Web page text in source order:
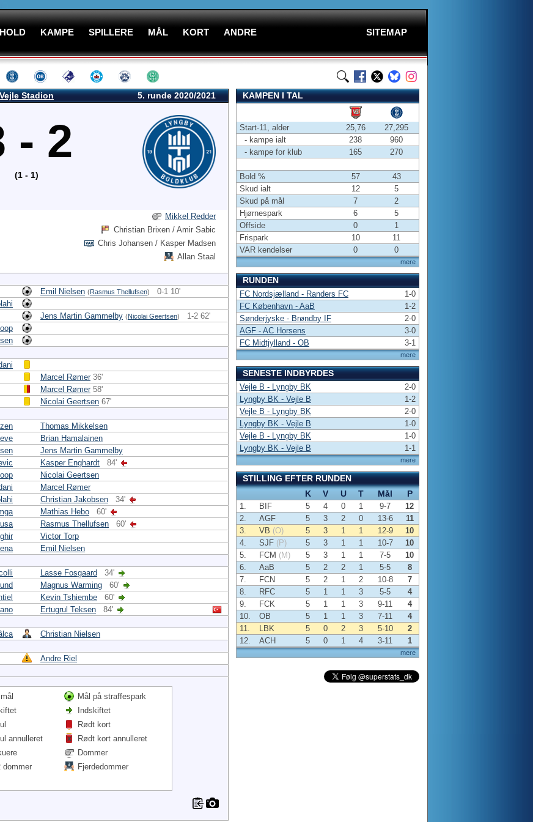
HOLD KAMPE SPILLERE MÅL KORT ANDRE SITEMAP
Vejle Stadion 5. runde 2020/2021
- 2
(1 - 1)
Mikkel Redder
Christian Brixen / Amir Sabic
Chris Johansen / Kasper Madsen
Allan Staal
Emil Nielsen (Rasmus Thellufsen)
0-1 10'
Jens Martin Gammelby (Nicolai Geertsen)
1-2 62'
Marcel Rømer 36'
Marcel Rømer 58'
Nicolai Geertsen 67'
Thomas Mikkelsen
Brian Hamalainen
Jens Martin Gammelby
Kasper Enghardt
84'
Nicolai Geertsen
Marcel Rømer
Christian Jakobsen
34'
Mathias Hebo
60'
Rasmus Thellufsen
60'
Victor Torp
Emil Nielsen
Lasse Fosgaard
34'
Magnus Warming
60'
Kevin Tshiembe
60'
Ertugrul Teksen 84'
Christian Nielsen
Andre Riel
Mål på straffespark
Indskiftet
Rødt kort
annulleret
Rødt kort annulleret
Dommer
dommer
Fjerdedommer
KAMPEN I TAL
mere
Start-11, alder 25,76
27,295
- kampe ialt
238
960
- kampe for klub
165 270
Bold % 57
43
Skud ialt
12
5
Skud på mål
7
2
Hjørnespark
6
5
Offside
0
1
Frispark
10
11
VAR kendelser
0 0
RUNDEN
mere
FC Nordsjælland - Randers FC
1-0
FC København - AaB
1-2
Sønderjyske - Brøndby IF
2-0
AGF - AC Horsens
3-0
FC Midtjylland - OB
3-1
SENESTE INDBYRDES
mere
Vejle B - Lyngby BK
2-0
Lyngby BK - Vejle B
1-2
Vejle B - Lyngby BK
2-0
Lyngby BK - Vejle B
1-0
Vejle B - Lyngby BK
1-0
Lyngby BK - Vejle B
1-1
STILLING EFTER RUNDEN
K
V U T Mål P
mere
1. BIF 5 4 0 1 9-7
12
2.
AGF 5 3 2 0 13-6
11
3.
VB (O) 5 3 1 1 12-9
10
4.
SJF (P) 5 3 1 1 10-7
10
5.
FCM (M) 5 3 1 1 7-5
10
6.
AaB 5 2 2 1 5-5
8
7.
FCN 5 2 1 2 10-8
7
8.
RFC 5 1 1 3 5-5
4
9.
FCK 5 1 1 3 9-11
4
10.
OB 5 1 1 3 7-11
4
11.
LBK 5 0 2 3 5-10
2
12.
ACH 5 0 1 4 3-11 1